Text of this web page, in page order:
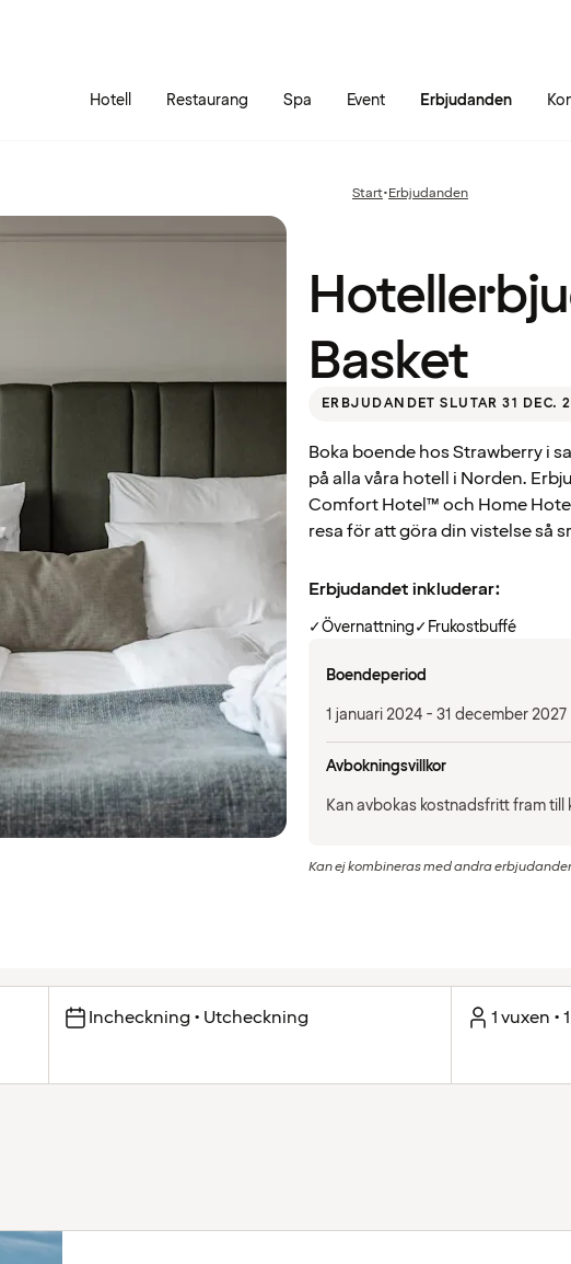
Hotell Restaurang Spa Event Erbjudanden
Start•Föregående
Erbjudanden
Hotellerbjudande
till Svensk Basket
Basket
ERBJUDANDET SLUTAR 31 DEC.
Boka boende hos Strawberry i
på alla våra hotell i Norden.
Comfort Hotel™ och Home
resa för att göra din vistelse så
Erbjudandet inkluderar:
✓Övernattning✓Frukostbuffé
Boendeperiod
1 januari 2024 - 31 december 2027
Avbokningsvillkor
Kan avbokas kostnadsfritt fram
Kan ej kombineras med andra
Incheckning • Utcheckning 1 vuxen •